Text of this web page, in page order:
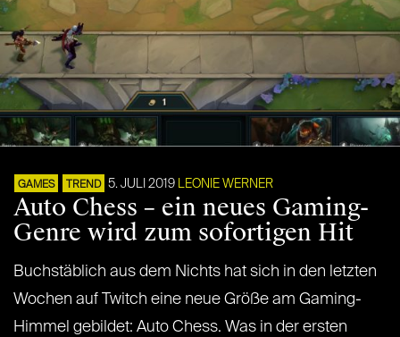
GAMES TREND 5. JULI 2019 LEONIE WERNER
Auto Chess – ein neues Gaming-
Genre wird zum sofortigen Hit
Buchstäblich aus dem Nichts hat sich in den letzten
Wochen auf Twitch eine neue Größe am Gaming-
Himmel gebildet: Auto Chess. Was in der ersten